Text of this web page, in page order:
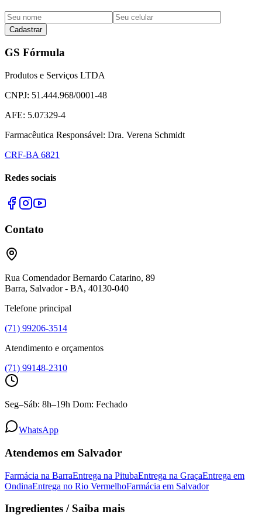
Cadastrar
GS Fórmula
Produtos e Serviços LTDA
CNPJ: 51.444.968/0001-48
AFE: 5.07329-4
Farmacêutica Responsável: Dra. Verena Schmidt
CRF-BA 6821
Redes sociais
Contato
Rua Comendador Bernardo Catarino, 89
Barra, Salvador - BA, 40130-040
Telefone principal
(71) 99206-3514
Atendimento e orçamentos
(71) 99148-2310
Seg–Sáb: 8h–19h Dom: Fechado
WhatsApp
Atendemos em Salvador
Farmácia na BarraEntrega na PitubaEntrega na GraçaEntrega em
OndinaEntrega no Rio VermelhoFarmácia em Salvador
Ingredientes / Saiba mais